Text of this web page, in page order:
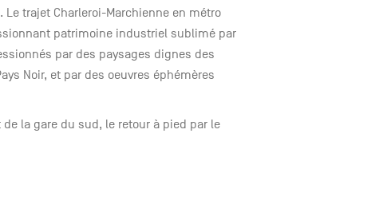
trajet Charleroi-Marchienne en métro
patrimoine industriel sublimé par
par des paysages dignes des
Noir, et par des oeuvres éphémères
la gare du sud, le retour à pied par le